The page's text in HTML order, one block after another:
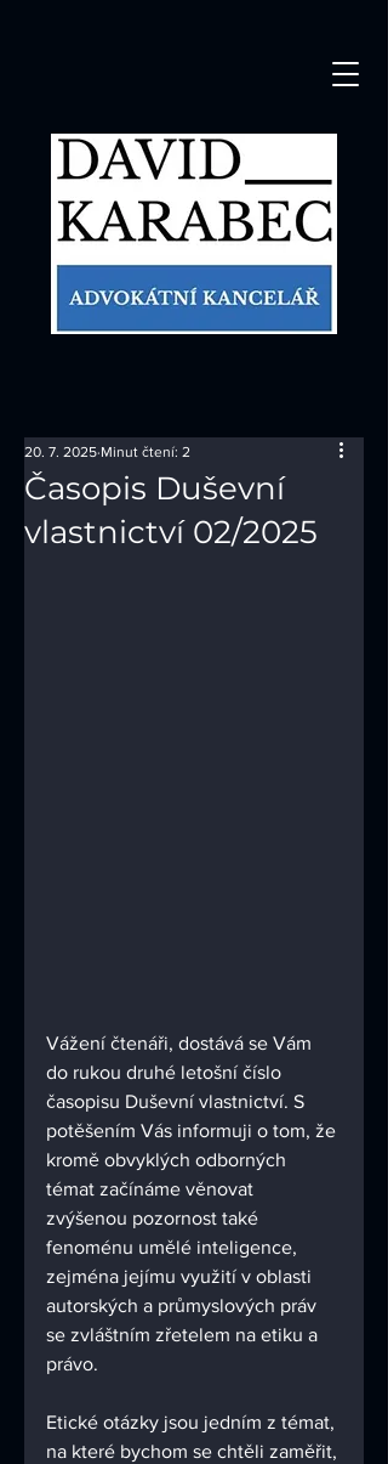
Časopis Duševní
vlastnictví 02/2025
20. 7. 2025 Minut čtení: 2
Vážení čtenáři, dostává se Vám
do rukou druhé letošní číslo
časopisu Duševní vlastnictví. S
potěšením Vás informuji o tom, že
kromě obvyklých odborných
témat začínáme věnovat
zvýšenou pozornost také
fenoménu umělé inteligence,
zejména jejímu využití v oblasti
autorských a průmyslových práv
se zvláštním zřetelem na etiku a
právo.
Etické otázky jsou jedním z témat,
na které bychom se chtěli zaměřit,